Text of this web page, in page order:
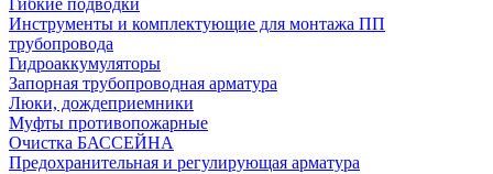
Гибкие подводки
Инструменты и комплектующие для монтажа ПП
трубопровода
Гидроаккумуляторы
Запорная трубопроводная арматура
Люки, дождеприемники
Муфты противопожарные
Очистка БАССЕЙНА
Предохранительная и регулирующая арматура